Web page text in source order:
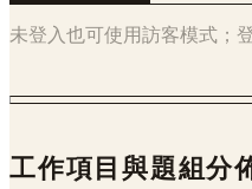
未登入也可使用訪客模式；
工作項目與題組分